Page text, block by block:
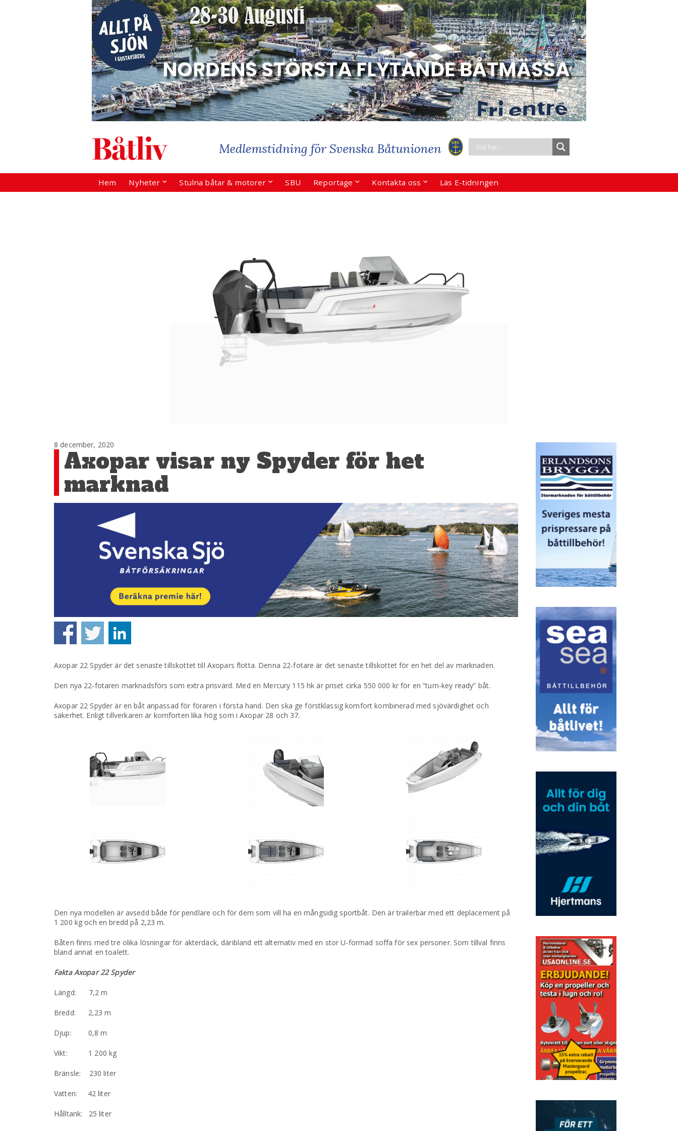
Hem Nyheter Stulna båtar & motorer SBU Reportage Kontakta oss Läs E-tidningen
8 december, 2020
Axopar visar ny Spyder för het
marknad
Axopar 22 Spyder är det senaste tillskottet till Axopars flotta. Denna 22-fotare är det senaste tillskottet för en het del av marknaden.
Den nya 22-fotaren marknadsförs som extra prisvärd. Med en Mercury 115 hk är priset cirka 550 000 kr för en ”turn-key ready” båt.
Axopar 22 Spyder är en båt anpassad för föraren i första hand. Den ska ge förstklassig komfort kombinerad med sjövärdighet och
säkerhet. Enligt tillverkaren är komforten lika hög som i Axopar 28 och 37.
Den nya modellen är avsedd både för pendlare och för dem som vill ha en mångsidig sportbåt. Den är trailerbar med ett deplacement på
1 200 kg och en bredd på 2,23 m.
Båten finns med tre olika lösningar för akterdäck, däribland ett alternativ med en stor U-formad soffa för sex personer. Som tillval finns
bland annat en toalett.
Fakta Axopar 22 Spyder
Längd: 7,2 m
Bredd: 2,23 m
Djup: 0,8 m
Vikt: 1 200 kg
Bränsle: 230 liter
Vatten: 42 liter
Hålltank: 25 liter